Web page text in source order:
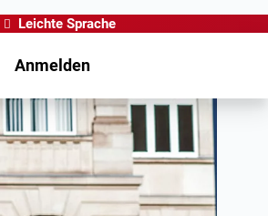
Leichte Sprache
Anmelden